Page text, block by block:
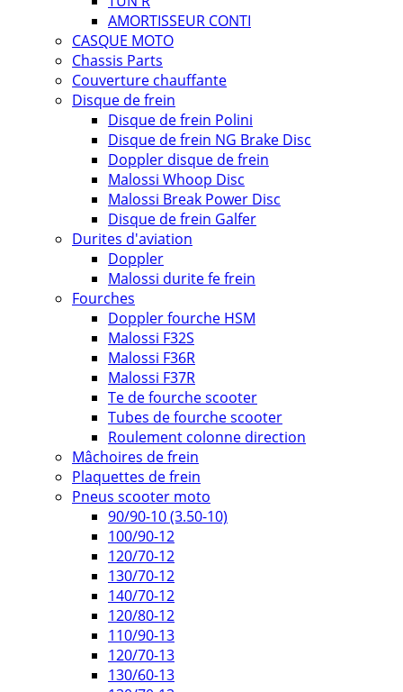
AMORTISSEUR CONTI
CASQUE MOTO
Chassis Parts
Couverture chauffante
Disque de frein
Disque de frein Polini
Disque de frein NG Brake Disc
Doppler disque de frein
Malossi Whoop Disc
Malossi Break Power Disc
Disque de frein Galfer
Durites d'aviation
Doppler
Malossi durite fe frein
Fourches
Doppler fourche HSM
Malossi F32S
Malossi F36R
Malossi F37R
Te de fourche scooter
Tubes de fourche scooter
Roulement colonne direction
Mâchoires de frein
Plaquettes de frein
Pneus scooter moto
90/90-10 (3.50-10)
100/90-12
120/70-12
130/70-12
140/70-12
120/80-12
110/90-13
120/70-13
130/60-13